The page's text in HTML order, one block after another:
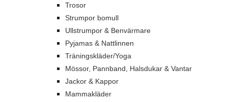
Trosor
Strumpor bomull
Ullstrumpor & Benvärmare
Pyjamas & Nattlinnen
Träningskläder/Yoga
Mössor, Pannband, Halsdukar & Vantar
Jackor & Kappor
Mammakläder